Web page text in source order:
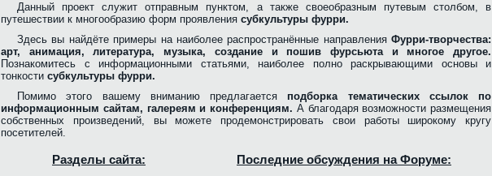
Данный проект служит отправным пунктом, а также своеобразным путевым столбом, в
путешествии к многообразию форм проявления субкультуры фурри.
Здесь вы найдёте примеры на наиболее распространённые направления Фурри-творчества:
арт, анимация, литература, музыка, создание и пошив фурсьюта и многое другое.
Познакомитесь с информационными статьями, наиболее полно раскрывающими основы и
тонкости субкультуры фурри.
Помимо этого вашему вниманию предлагается подборка тематических ссылок по
информационным сайтам, галереям и конференциям. А благодаря возможности размещения
собственных произведений, вы можете продемонстрировать свои работы широкому кругу
посетителей.
Разделы сайта: Последние обсуждения на Форуме: